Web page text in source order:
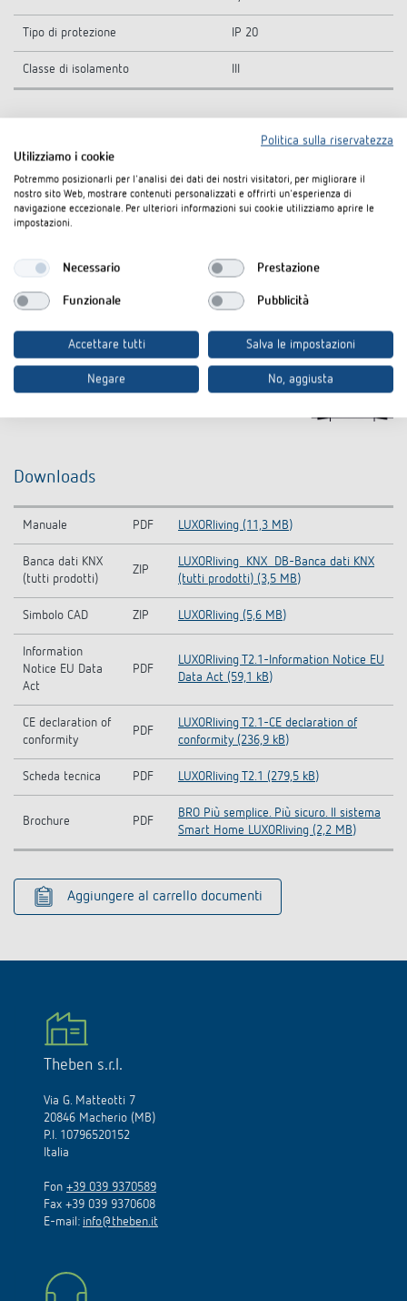
Tipo di protezione IP 20
Classe di isolamento
Downloads
Manuale PDF LUXORliving (11,3 MB)
Banca dati KNX
(tutti prodotti)
ZIP
LUXORliving_KNX_DB-Banca dati KNX
(tutti prodotti) (3,5 MB)
Simbolo CAD ZIP LUXORliving (5,6 MB)
Information
Notice EU Data
Act
PDF
LUXORliving T2.1-Information Notice EU
Data Act (59,1 kB)
CE declaration of
conformity
PDF
LUXORliving T2.1-CE declaration of
conformity (236,9 kB)
Scheda tecnica PDF LUXORliving T2.1 (279,5 kB)
Brochure PDF
BRO Più semplice. Più sicuro. Il sistema
Smart Home LUXORliving (2,2 MB)
Aggiungere al carrello documenti
Theben s.r.l.
Via G. Matteotti 7
20846 Macherio (MB)
P.I. 10796520152
Italia
Fon +39 039 9370589
Fax +39 039 9370608
E-mail: info@theben.it
Politica sulla riservatezza
Utilizziamo i cookie
Potremmo posizionarli per l'analisi dei dati dei nostri visitatori, per migliorare il
nostro sito Web, mostrare contenuti personalizzati e offrirti un'esperienza di
navigazione eccezionale. Per ulteriori informazioni sui cookie utilizziamo aprire le
impostazioni.
Necessario Prestazione
Funzionale Pubblicità
Accettare tutti Salva le impostazioni
Negare No, aggiusta